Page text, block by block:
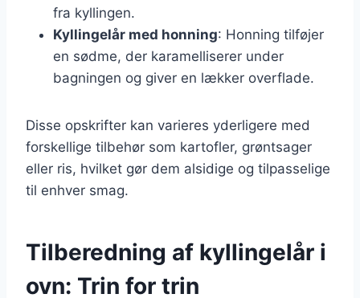
fra kyllingen.
Kyllingelår med honning: Honning tilføjer
en sødme, der karamelliserer under
bagningen og giver en lækker overflade.
Disse opskrifter kan varieres yderligere med
forskellige tilbehør som kartofler, grøntsager
eller ris, hvilket gør dem alsidige og tilpasselige
til enhver smag.
Tilberedning af kyllingelår i
ovn: Trin for trin